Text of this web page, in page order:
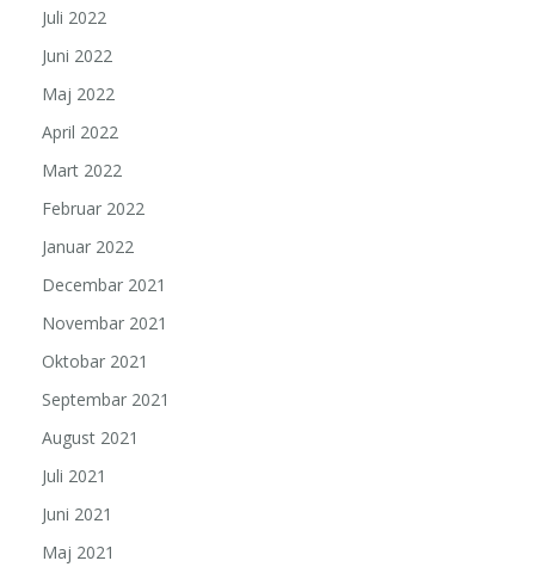
Juli 2022
Juni 2022
Maj 2022
April 2022
Mart 2022
Februar 2022
Januar 2022
Decembar 2021
Novembar 2021
Oktobar 2021
Septembar 2021
August 2021
Juli 2021
Juni 2021
Maj 2021